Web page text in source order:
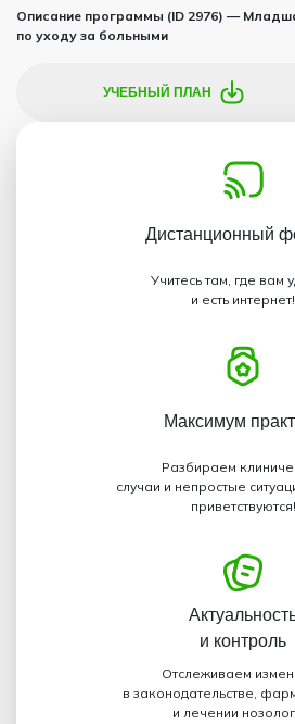
Описание программы (ID 2976) —
по уходу за больными
УЧЕБНЫЙ ПЛАН
Дистанционный
Учитесь там, где вам
и есть интернет!
Максимум
Разбираем
случаи и непростые
приветствуются!
и контроль
Отслеживаем
в законодательстве,
и лечении